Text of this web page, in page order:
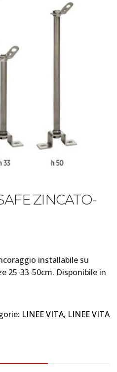
ZINCATO-
installabile su
25-33-50cm. Disponibile in
LINEE VITA, LINEE VITA